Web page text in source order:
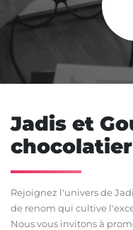
Jadis et
chocolatier
Rejoignez l'univers de
de renom qui cultive
Nous vous invitons à